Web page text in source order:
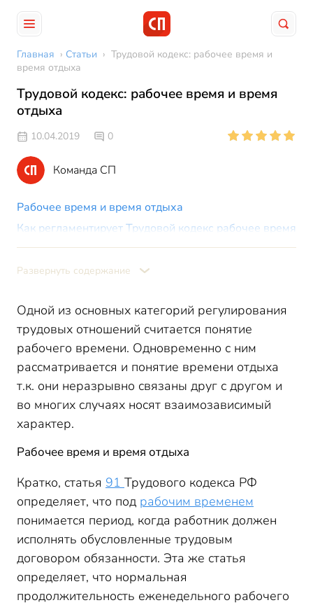
Главная › Статьи › Трудовой кодекс: рабочее время и
время отдыха
Трудовой кодекс: рабочее время и время
отдыха
10.04.2019 0
Команда СП
Рабочее время и время отдыха
Как регламентирует Трудовой кодекс рабочее время
работников
Развернуть содержание
Одной из основных категорий регулирования
трудовых отношений считается понятие
рабочего времени. Одновременно с ним
рассматривается и понятие времени отдыха
т.к. они неразрывно связаны друг с другом и
во многих случаях носят взаимозависимый
характер.
Рабочее время и время отдыха
Кратко, статья 91 Трудового кодекса РФ
определяет, что под рабочим временем
понимается период, когда работник должен
исполнять обусловленные трудовым
договором обязанности. Эта же статья
определяет, что нормальная
продолжительность еженедельного рабочего